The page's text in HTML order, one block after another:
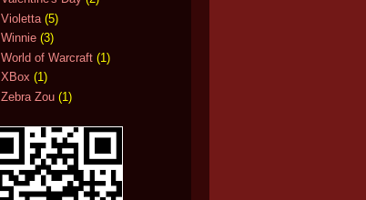
Violetta (5)
Winnie (3)
World of Warcraft (1)
XBox (1)
Zebra Zou (1)